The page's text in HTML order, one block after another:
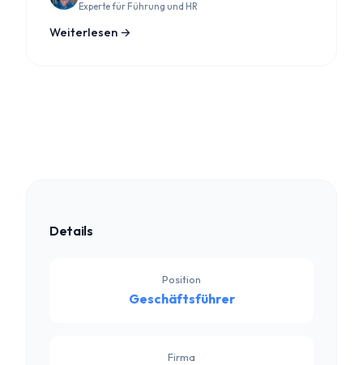
Experte für Führung und HR
Weiterlesen →
Details
Position
Geschäftsführer
Firma